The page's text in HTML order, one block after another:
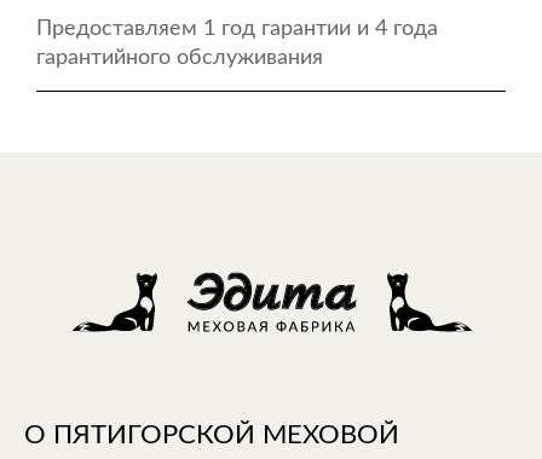
Предоставляем 1 год гарантии и 4 года
гарантийного обслуживания
О ПЯТИГОРСКОЙ МЕХОВОЙ